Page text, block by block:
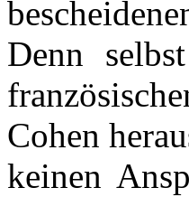
Denn
Cohen
keinen